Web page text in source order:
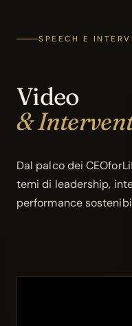
SPEECH E
Video
&
Dal palco dei
temi di leadership,
performance